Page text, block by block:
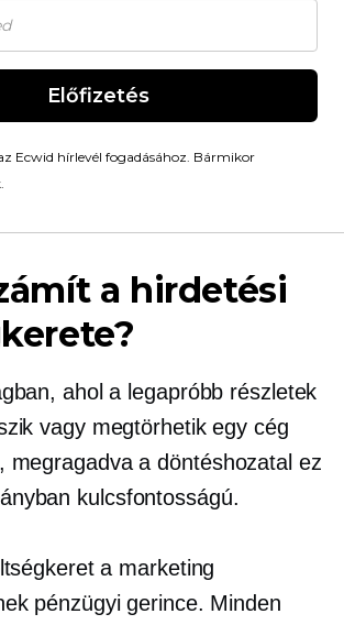
Előfizetés
Ecwid hírlevél fogadásához. Bármikor
a hirdetési
ahol a legapróbb részletek
vagy megtörhetik egy cég
megragadva adöntéshozatal ez
kulcsfontosságú.
a marketing
pénzügyi gerince. Minden